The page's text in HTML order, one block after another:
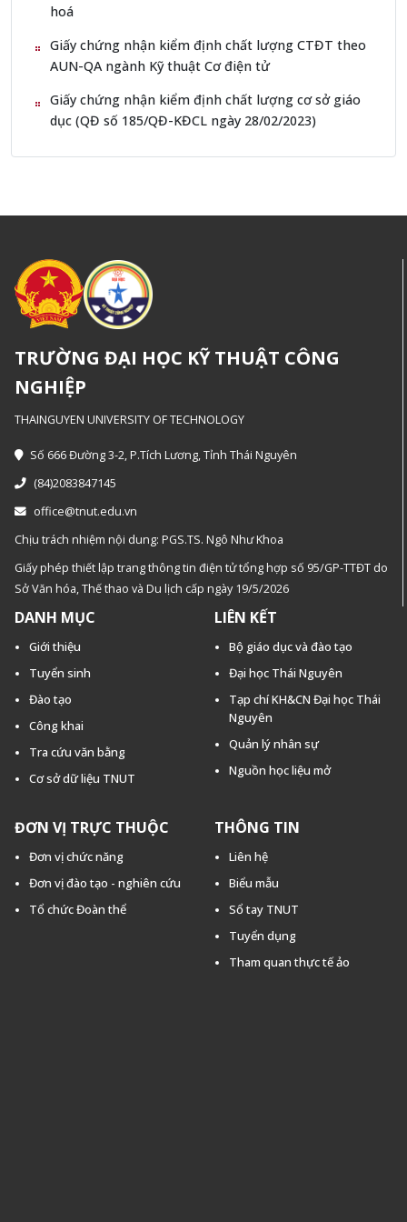
hoá
Giấy chứng nhận kiểm định chất lượng CTĐT theo
AUN-QA ngành Kỹ thuật Cơ điện tử
Giấy chứng nhận kiểm định chất lượng cơ sở giáo
dục (QĐ số 185/QĐ-KĐCL ngày 28/02/2023)
TRƯỜNG ĐẠI HỌC KỸ THUẬT CÔNG
NGHIỆP
THAINGUYEN UNIVERSITY OF TECHNOLOGY
Số 666 Đường 3-2, P.Tích Lương, Tỉnh Thái Nguyên
(84)2083847145
office@tnut.edu.vn
Chịu trách nhiệm nội dung: PGS.TS. Ngô Như Khoa
Giấy phép thiết lập trang thông tin điện tử tổng hợp số 95/GP-TTĐT do
Sở Văn hóa, Thế thao và Du lịch cấp ngày 19/5/2026
DANH MỤC
Giới thiệu
Tuyển sinh
Đào tạo
Công khai
Tra cứu văn bằng
Cơ sở dữ liệu TNUT
LIÊN KẾT
Bộ giáo dục và đào tạo
Đại học Thái Nguyên
Tạp chí KH&CN Đại học Thái
Nguyên
Quản lý nhân sự
Nguồn học liệu mở
ĐƠN VỊ TRỰC THUỘC
Đơn vị chức năng
Đơn vị đào tạo - nghiên cứu
Tổ chức Đoàn thể
THÔNG TIN
Liên hệ
Biểu mẫu
Sổ tay TNUT
Tuyển dụng
Tham quan thực tế ảo